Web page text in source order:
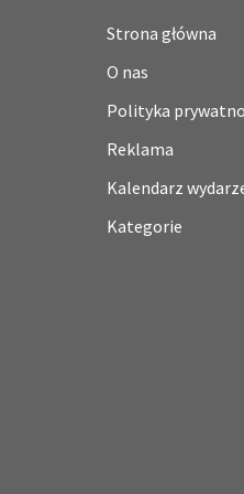
Strona główna
O nas
Polityka
Reklama
Kalendarz
Kategorie